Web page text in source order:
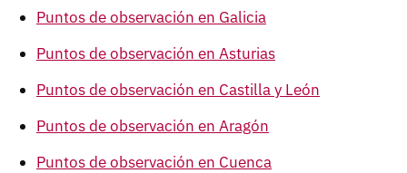
Puntos de observación en Galicia
Puntos de observación en Asturias
Puntos de observación en Castilla y León
Puntos de observación en Aragón
Puntos de observación en Cuenca